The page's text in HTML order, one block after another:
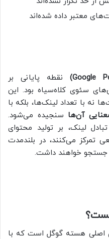
معتبر داده شده‌اند
نقطه پایانی بر
سئوی کلاه‌سیاه بود. این
نه با تعداد لینک‌ها، بلکه با
آن‌ها سنجیده می‌شود.
لینک، بر تولید محتوای
تمرکز می‌کنند، در بلندمدت
جستجو خواهند داشت.
اصلی هسته گوگل است که با